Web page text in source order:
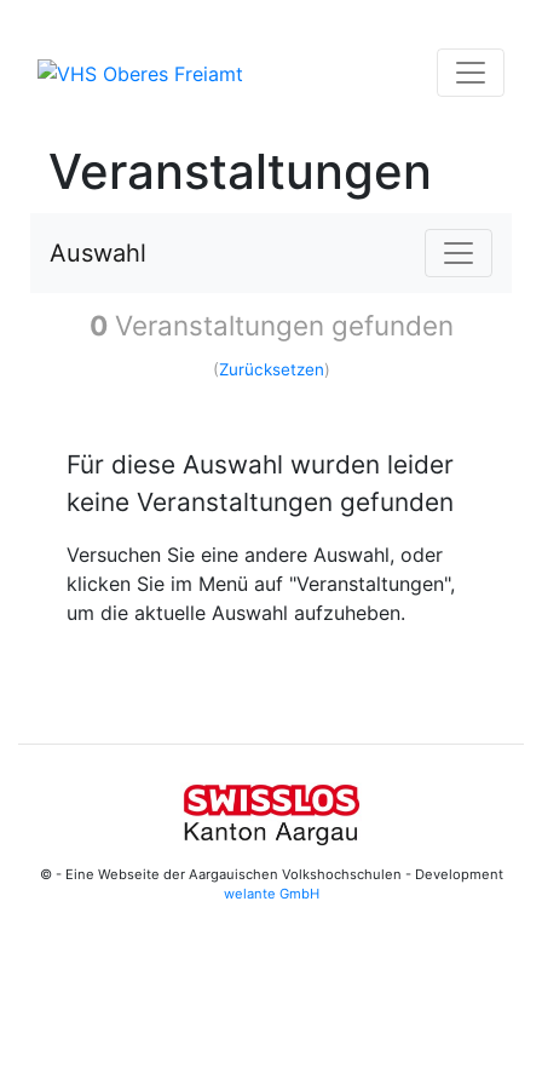
Veranstaltungen
Auswahl
0 Veranstaltungen gefunden
(Zurücksetzen)
Für diese Auswahl wurden leider
keine Veranstaltungen gefunden
Versuchen Sie eine andere Auswahl, oder
klicken Sie im Menü auf "Veranstaltungen",
um die aktuelle Auswahl aufzuheben.
© - Eine Webseite der Aargauischen Volkshochschulen - Development
welante GmbH